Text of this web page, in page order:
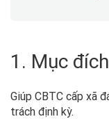
1. Mục đích
Giúp CBTC cấp xã
trách định kỳ.